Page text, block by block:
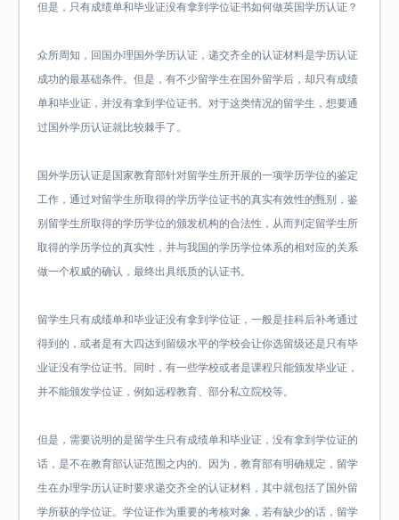
但是，只有成绩单和毕业证没有拿到学位证书如何做英国学历认证？
众所周知，回国办理国外学历认证，递交齐全的认证材料是学历认证
成功的最基础条件。但是，有不少留学生在国外留学后，却只有成绩
单和毕业证，并没有拿到学位证书。对于这类情况的留学生，想要通
过国外学历认证就比较棘手了。
国外学历认证是国家教育部针对留学生所开展的一项学历学位的鉴定
工作，通过对留学生所取得的学历学位证书的真实有效性的甄别，鉴
别留学生所取得的学历学位的颁发机构的合法性，从而判定留学生所
取得的学历学位的真实性，并与我国的学历学位体系的相对应的关系
做一个权威的确认，最终出具纸质的认证书。
留学生只有成绩单和毕业证没有拿到学位证，一般是挂科后补考通过
得到的，或者是有大四达到留级水平的学校会让你选留级还是只有毕
业证没有学位证书。同时，有一些学校或者是课程只能颁发毕业证，
并不能颁发学位证，例如远程教育、部分私立院校等。
但是，需要说明的是留学生只有成绩单和毕业证，没有拿到学位证的
话，是不在教育部认证范围之内的。因为，教育部有明确规定，留学
生在办理学历认证时要求递交齐全的认证材料，其中就包括了国外留
学所获的学位证。学位证作为重要的考核对象，若有缺少的话，留学